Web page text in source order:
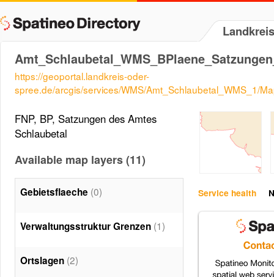
https://geoportal.landkreis-oder-
spree.de/arcgis/services/WMS/Amt_Schlaubetal_WMS_1/
Service health
FNP, BP, Satzungen des Amtes
Schlaubetal
Available map layers (11)
Gebietsflaeche (0)
Verwaltungsstruktur Grenzen (1)
Ortslagen (2)